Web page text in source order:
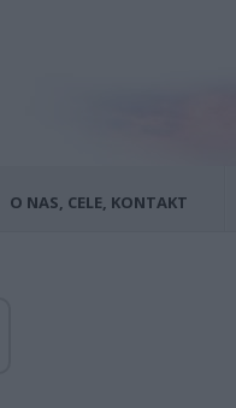
O NAS, CELE, KONTAKT